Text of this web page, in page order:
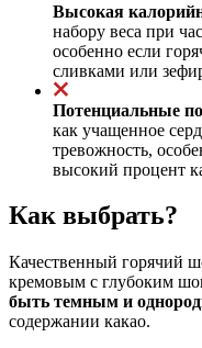
Высокая
набору веса при
особенно если
сливками или
Потенциальные
как учащенное
тревожность,
высокий процент
Как выбрать?
Качественный горячий
кремовым с глубоким
быть темным и
содержании какао.